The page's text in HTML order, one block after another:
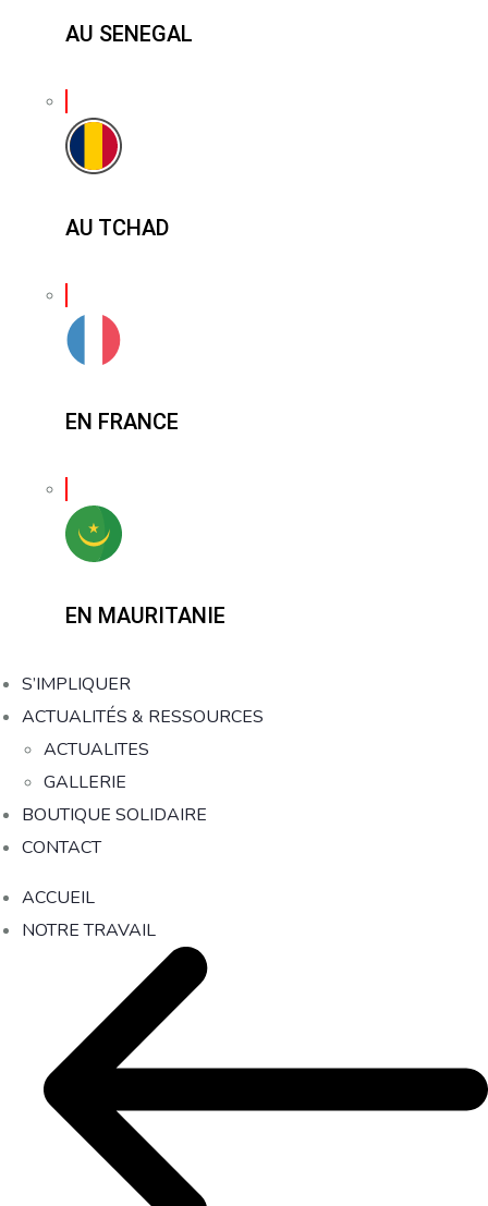
AU SENEGAL
AU TCHAD
EN FRANCE
EN MAURITANIE
S’IMPLIQUER
ACTUALITÉS & RESSOURCES
ACTUALITES
GALLERIE
BOUTIQUE SOLIDAIRE
CONTACT
ACCUEIL
NOTRE TRAVAIL